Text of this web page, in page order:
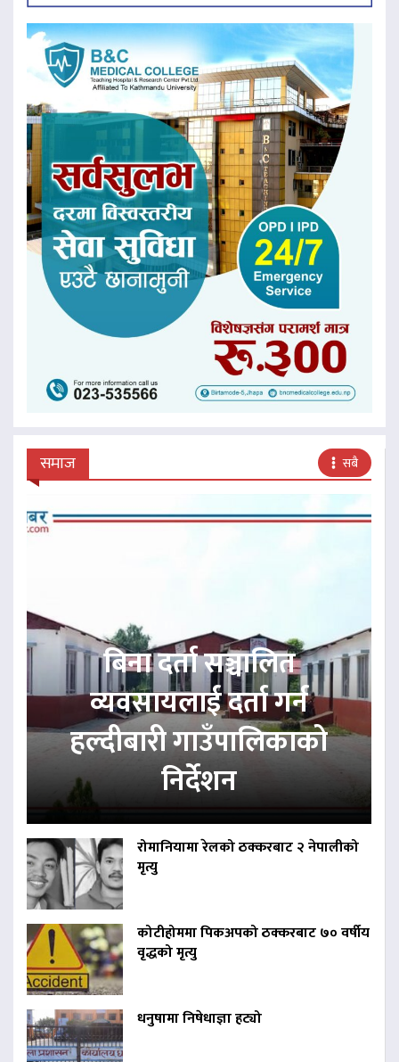
समाज सबै
बिना दर्ता सञ्चालित
व्यवसायलाई दर्ता गर्न
हल्दीबारी गाउँपालिकाको
निर्देशन
रोमानियामा रेलको ठक्करबाट २ नेपालीको
मृत्यु
कोटीहोममा पिकअपको ठक्करबाट ७० वर्षीय
वृद्धको मृत्यु
धनुषामा निषेधाज्ञा हट्यो